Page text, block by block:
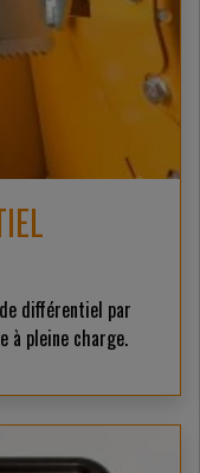
différentiel par
à pleine charge.